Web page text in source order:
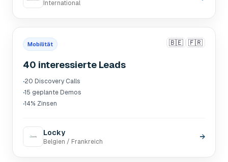
International
Mobilität 🇧🇪 🇫🇷
40 interessierte Leads
·20 Discovery Calls
·15 geplante Demos
·14% Zinsen
Locky
Belgien / Frankreich
→